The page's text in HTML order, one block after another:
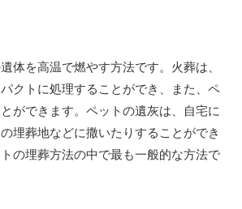
体を高温で燃やす方法です。火葬は、
クトに処理することができ、また、ペ
ができます。ペットの遺灰は、自宅に
埋葬地などに撒いたりすることができ
の埋葬方法の中で最も一般的な方法で